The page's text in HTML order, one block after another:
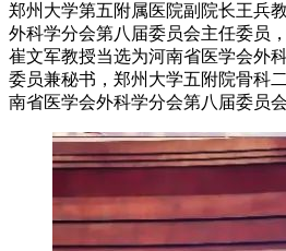
郑州大学第五附属医院副院长王兵
外科学分会第八届委员会主任委员
崔文军教授当选为河南省医学会外
委员兼秘书，郑州大学五附院骨科
南省医学会外科学分会第八届委员会